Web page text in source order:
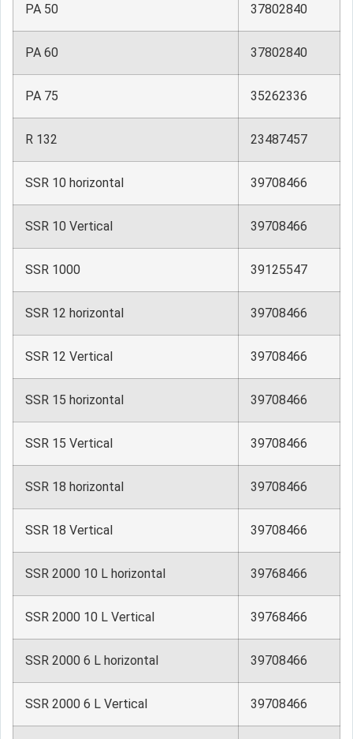
PA 50 37802840
PA 60 37802840
PA 75 35262336
R 132 23487457
SSR 10 horizontal 39708466
SSR 10 Vertical 39708466
SSR 1000 39125547
SSR 12 horizontal 39708466
SSR 12 Vertical 39708466
SSR 15 horizontal 39708466
SSR 15 Vertical 39708466
SSR 18 horizontal 39708466
SSR 18 Vertical 39708466
SSR 2000 10 L horizontal 39768466
SSR 2000 10 L Vertical 39768466
SSR 2000 6 L horizontal 39708466
SSR 2000 6 L Vertical 39708466